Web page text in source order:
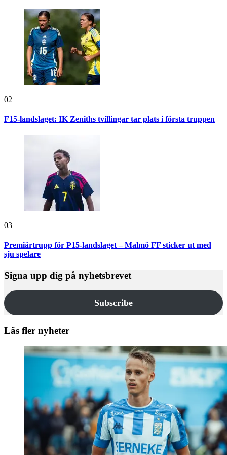
02
F15-landslaget: IK Zeniths tvillingar tar plats i första truppen
03
Premiärtrupp för P15-landslaget – Malmö FF sticker ut med
sju spelare
Signa upp dig på nyhetsbrevet
Subscribe
Läs fler nyheter